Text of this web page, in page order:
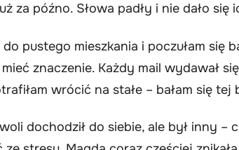
za późno. Słowa padły i nie dało się
do pustego mieszkania i poczułam się
mieć znaczenie. Każdy mail wydawał
wrócić na stałe – bałam się
dochodził do siebie, ale był inny –